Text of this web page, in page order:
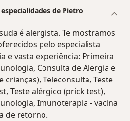
de Pietro
é alergista. Te mostramos
pelo especialista
e vasta experiência: Primeira
Consulta de Alergia e
Teleconsulta, Teste
Teste alérgico (prick test),
Imunoterapia - vacina
de retorno.